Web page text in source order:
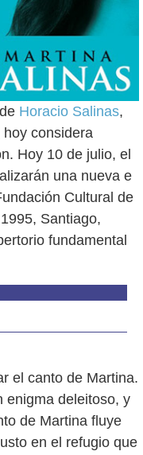
Horacio Salinas,
hoy considera
Hoy 10 de julio, el
una nueva e
Cultural de
Santiago,
fundamental
el canto de Martina.
enigma deleitoso, y
de Martina fluye
en el refugio que